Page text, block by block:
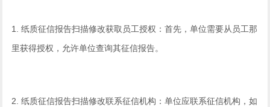
1. 纸质征信报告扫描修改获取员工授权：首先，单位需要从员工那
里获得授权，允许单位查询其征信报告。
2. 纸质征信报告扫描修改联系征信机构：单位应联系征信机构，如